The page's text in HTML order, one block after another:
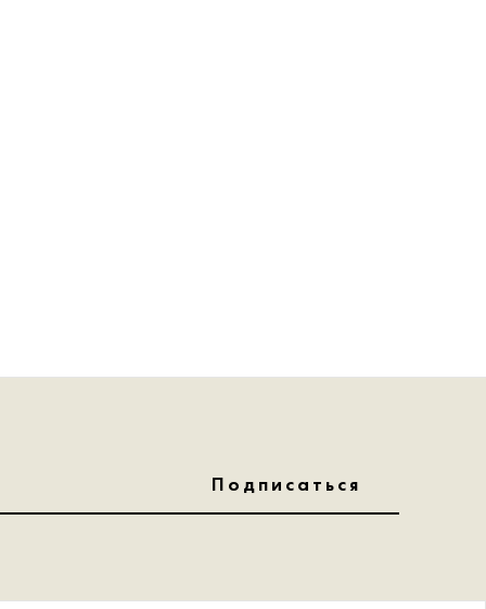
Подписаться